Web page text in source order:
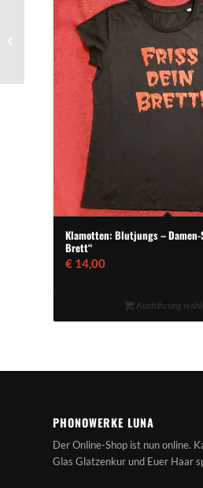
Klamotten: Blutjungs – Damen-
Brett“
€ 14,00
Ausführung
PHONOWERKE LUNA
Der Online-Shop ist nun online.
Glas Glatzenkur und Euer Haar
Klamotten: Blutjungs –
Tanktop „Bandfoto“